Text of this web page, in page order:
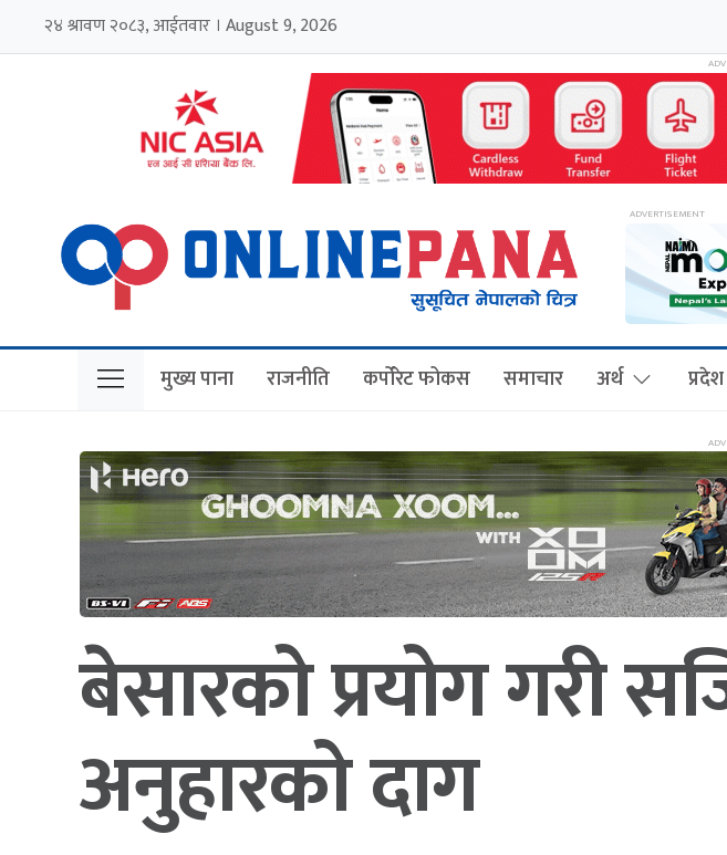
२४ श्रावण २०८३, आईतवार । August 9, 2026
मुख्य पाना राजनीति कर्पोरेट फोकस समाचार अर्थ प्रदेश
बेसारको प्रयोग गरी
अनुहारको दाग